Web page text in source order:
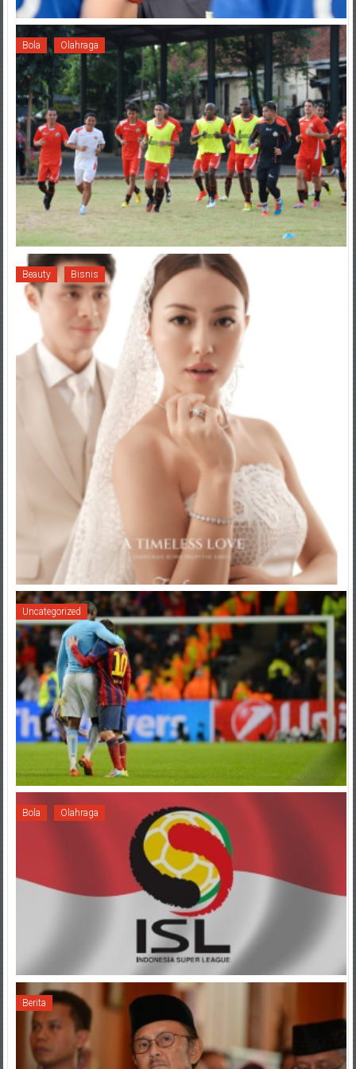
Bola Olahraga
Beauty Bisnis
Uncategorized
Bola Olahraga
Berita